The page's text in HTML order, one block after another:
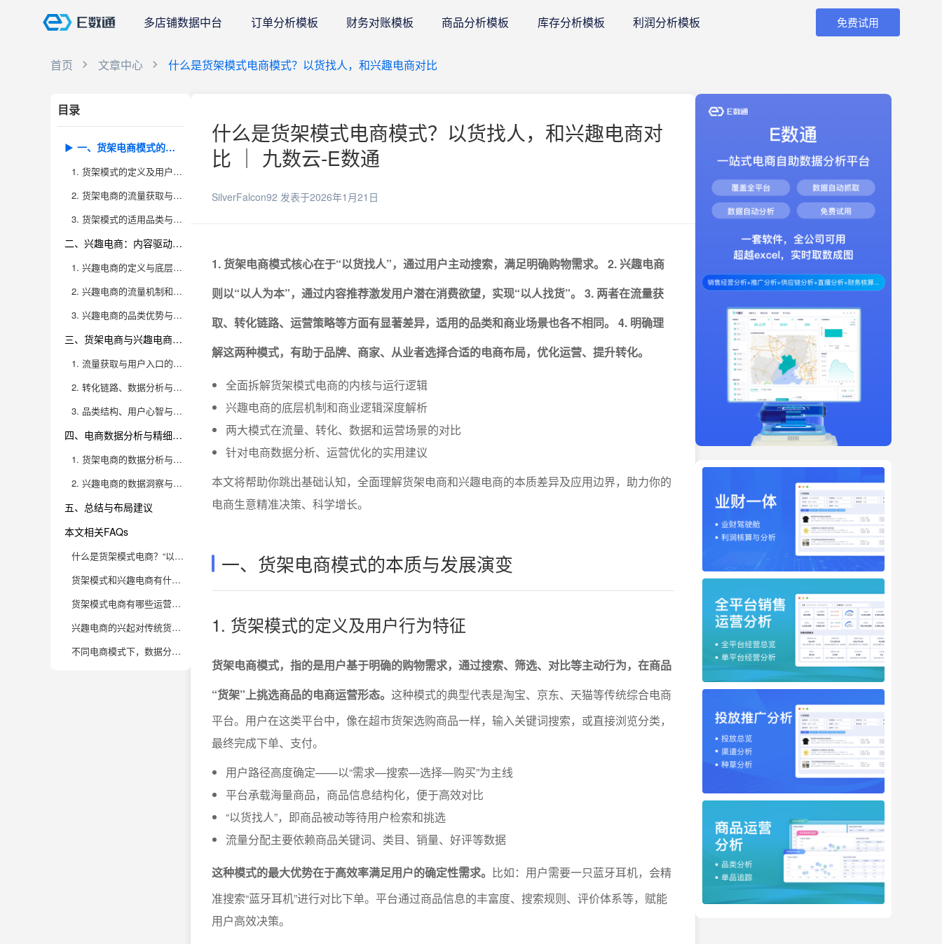
多店铺数据中台 订单分析模板 财务对账模板 商品分析模板 库存分析模板 利润分析模板 免费试用
首页 文章中心 什么是货架模式电商模式？以货找人，和兴趣电商对比
目录
一、货架电商模式的本质与发展演变
1. 货架模式的定义及用户行为特征
2. 货架电商的流量获取与转化逻辑
3. 货架模式的适用品类与商业边界
二、兴趣电商：内容驱动的新消费引擎
1. 兴趣电商的定义与底层逻辑
2. 兴趣电商的流量机制和转化链路
3. 兴趣电商的品类优势与商业拓展
三、货架电商与兴趣电商的底层对比与运营策略
1. 流量获取与用户入口的本质差异
2. 转化链路、数据分析与运营效率对比
3. 品类结构、用户心智与商业边界的适应性
四、电商数据分析与精细化运营建议
1. 货架电商的数据分析与增长抓手
2. 兴趣电商的数据洞察与内容优化
五、总结与布局建议
本文相关FAQs
什么是货架模式电商？“以货找人”到底什么意思？
货架模式和兴趣电商有什么本质区别？
货架模式电商有哪些运营痛点？应该如何用数据分析优化？
兴趣电商的兴起对传统货架模式有什么影响？
不同电商模式下，数据分析重点有哪些区别？
什么是货架模式电商模式？以货找人，和兴趣电商对
比 ｜ 九数云-E数通
SilverFalcon92 发表于2026年1月21日
1. 货架电商模式核心在于“以货找人”，通过用户主动搜索，满足明确购物需求。
2. 兴趣电商
则以“以人为本”，通过内容推荐激发用户潜在消费欲望，实现“以人找货”。
3. 两者在流量获
取、转化链路、运营策略等方面有显著差异，适用的品类和商业场景也各不相同。
4. 明确理
解这两种模式，有助于品牌、商家、从业者选择合适的电商布局，优化运营、提升转化。
全面拆解货架模式电商的内核与运行逻辑
兴趣电商的底层机制和商业逻辑深度解析
两大模式在流量、转化、数据和运营场景的对比
针对电商数据分析、运营优化的实用建议
本文将帮助你跳出基础认知，全面理解货架电商和兴趣电商的本质差异及应用边界，助力你的
电商生意精准决策、科学增长。
一、货架电商模式的本质与发展演变
1. 货架模式的定义及用户行为特征
货架电商模式，指的是用户基于明确的购物需求，通过搜索、筛选、对比等主动行为，在商品
“货架”上挑选商品的电商运营形态。 这种模式的典型代表是淘宝、京东、天猫等传统综合电商
平台。用户在这类平台中，像在超市货架选购商品一样，输入关键词搜索，或直接浏览分类，
最终完成下单、支付。
用户路径高度确定——以“需求—搜索—选择—购买”为主线
平台承载海量商品，商品信息结构化，便于高效对比
“以货找人”，即商品被动等待用户检索和挑选
流量分配主要依赖商品关键词、类目、销量、好评等数据
这种模式的最大优势在于高效率满足用户的确定性需求。 比如：用户需要一只蓝牙耳机，会精
准搜索“蓝牙耳机”进行对比下单。平台通过商品信息的丰富度、搜索规则、评价体系等，赋能
用户高效决策。